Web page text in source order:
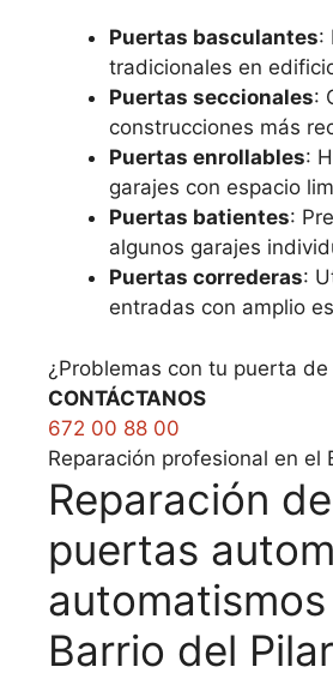
Puertas basculantes:
tradicionales en
Puertas seccionales:
construcciones más
Puertas enrollables:
garajes con espacio
Puertas batientes:
algunos garajes
Puertas correderas:
entradas con amplio
¿Problemas con tu puerta de
CONTÁCTANOS
672 00 88 00
Reparación profesional en el
Reparación de
puertas
Barrio del Pilar